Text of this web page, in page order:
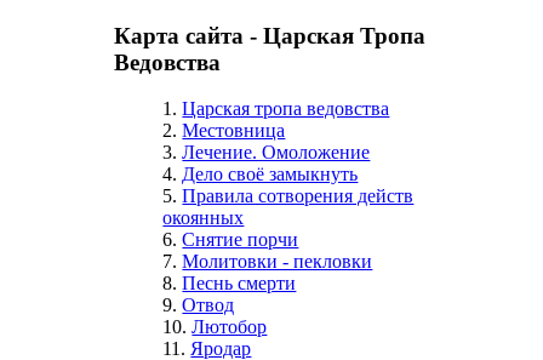
Карта сайта - Царская Тропа
Ведовства
1.Царская тропа ведовства
2.Местовница
3.Лечение. Омоложение
4.Дело своё замыкнуть
5.Правила сотворения действ
окоянных
6.Снятие порчи
7.Молитовки - пекловки
8.Песнь смерти
9.Отвод
10.Лютобор
11.Яродар